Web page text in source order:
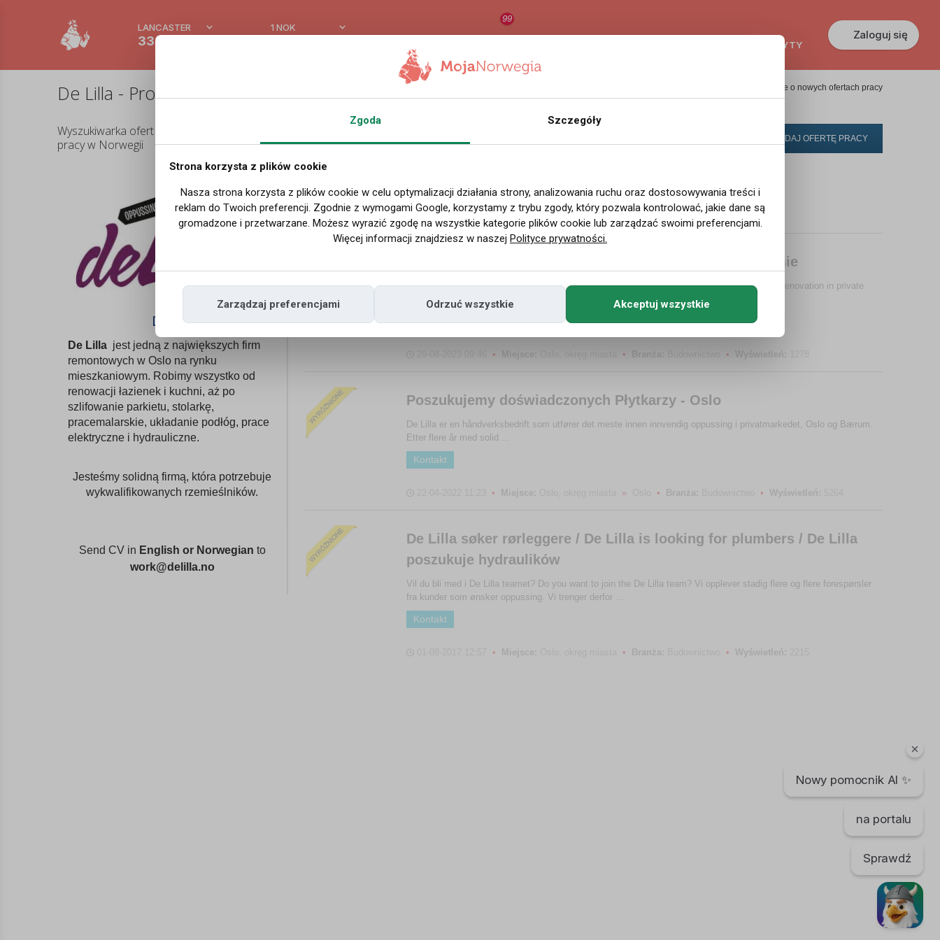
Nowy pomocnik AI ✨
na portalu
Sprawdź
LANCASTER
33.4 °C
1 NOK
99
KREDYTY
Zaloguj się
De Lilla - Profil pracodawcy w Norwegii Powiadom mnie o nowych ofertach pracy
Wyszukiwarka ofert
pracy w Norwegii
DODAJ OFERTĘ PRACY
Oferty pracy Pracodawcy » De Lilla
Aktualnie brak nowych ofert pracy ...
Carpenters and painters - Oslo - praca w norweskiej firmie
Carpenters and painters Do you want to work with Oslo's largest company, performing inside renovation in private
homes? We offer • Very good salary ...
Kontakt
• Miejsce: • Branża: • Wyświetleń:
Poszukujemy doświadczonych Płytkarzy - Oslo
De Lilla er en håndverksbedrift som utfører det meste innen innvendig oppussing i privatmarkedet, Oslo og Bærum.
Etter flere år med solid ...
Kontakt
• Miejsce: » • Branża: • Wyświetleń:
De Lilla søker rørleggere / De Lilla is looking for plumbers / De Lilla
poszukuje hydraulików
Vil du bli med i De Lilla teamet? Do you want to join the De Lilla team? Vi opplever stadig flere og flere forespørsler
fra kunder som ønsker oppussing. Vi trenger derfor ...
Kontakt
• Miejsce: • Branża: • Wyświetleń:
De Lilla
De Lilla jest jedną z największych firm
remontowych w Oslo na rynku
mieszkaniowym. Robimy wszystko od
renowacji łazienek i kuchni, aż po
szlifowanie parkietu, stolarkę,
pracemalarskie, układanie podłóg, prace
elektryczne i hydrauliczne.
Jesteśmy solidną firmą, która potrzebuje
wykwalifikowanych rzemieślników.
Send CV in English or Norwegian to
work@delilla.no
Zgoda Szczegóły
Strona korzysta z plików cookie
Nasza strona korzysta z plików cookie w celu optymalizacji działania strony, analizowania ruchu oraz dostosowywania treści i
reklam do Twoich preferencji. Zgodnie z wymogami Google, korzystamy z trybu zgody, który pozwala kontrolować, jakie dane są
gromadzone i przetwarzane. Możesz wyrazić zgodę na wszystkie kategorie plików cookie lub zarządzać swoimi preferencjami.
Więcej informacji znajdziesz w naszej Polityce prywatności.
Zarządzaj preferencjami Odrzuć wszystkie Akceptuj wszystkie